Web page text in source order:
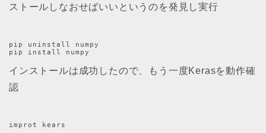
ストールしなおせばいいというのを発見し実行
pip uninstall numpy
pip install numpy
インストールは成功したので、もう一度Kerasを動作確
認
improt kears